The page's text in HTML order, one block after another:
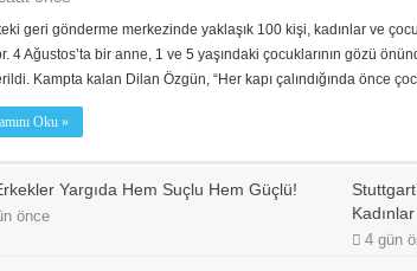
geri gönderme merkezinde yaklaşık 100 kişi, kadınlar ve
4 Ağustos’ta bir anne, 1 ve 5 yaşındaki çocuklarının gözü
Kampta kalan Dilan Özgün, “Her kapı çalındığında önce
Oku »
Yargıda Hem Suçlu Hem Güçlü!
önce
Kadınlar
4 gün